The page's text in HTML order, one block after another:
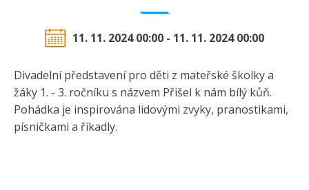
11. 11. 2024 00:00 - 11. 11. 2024 00:00
Divadelní představení pro děti z mateřské školky a
žáky 1. - 3. ročníku s názvem Přišel k nám bílý kůň.
Pohádka je inspirována lidovými zvyky, pranostikami,
písničkami a říkadly.